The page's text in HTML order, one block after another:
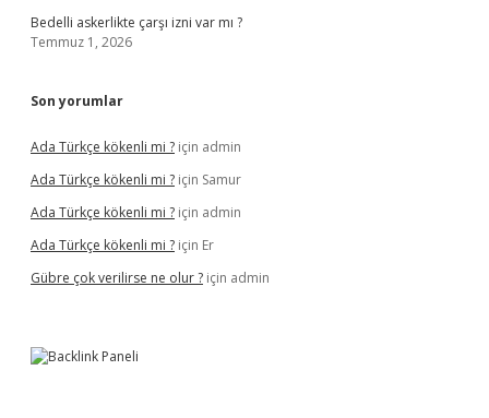
Bedelli askerlikte çarşı izni var mı ?
Temmuz 1, 2026
Son yorumlar
Ada Türkçe kökenli mi ? için admin
Ada Türkçe kökenli mi ? için Samur
Ada Türkçe kökenli mi ? için admin
Ada Türkçe kökenli mi ? için Er
Gübre çok verilirse ne olur ? için admin